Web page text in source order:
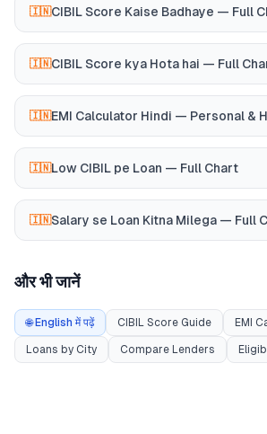
🇮🇳CIBIL Score Kaise Badhaye — Full
🇮🇳CIBIL Score kya Hota hai — Full
🇮🇳EMI Calculator Hindi — Personal &
🇮🇳Low CIBIL pe Loan — Full Chart
🇮🇳Salary se Loan Kitna Milega — Full
और भी जानें
🌐 English में पढ़ें CIBIL Score Guide EMI
Loans by City Compare Lenders